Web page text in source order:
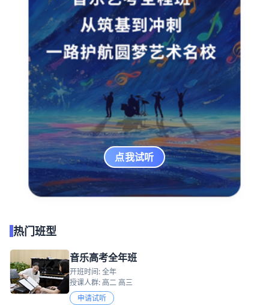
点我试听
热门班型
音乐高考全年班
开班时间: 全年
授课人群: 高二 高三
申请试听